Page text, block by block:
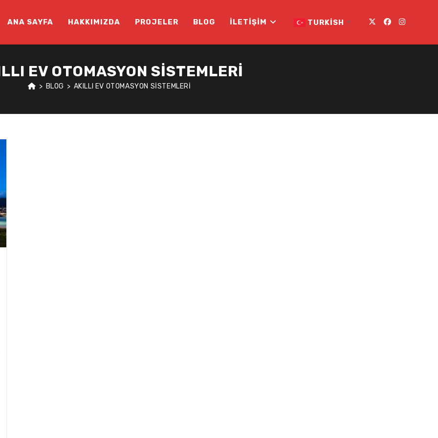
ANA SAYFA HAKKIMIZDA PROJELER BLOG İLETIŞIM TURKISH ▼
EV OTOMASYON SISTEMLERI
> BLOG > AKILLI EV OTOMASYON SISTEMLERI